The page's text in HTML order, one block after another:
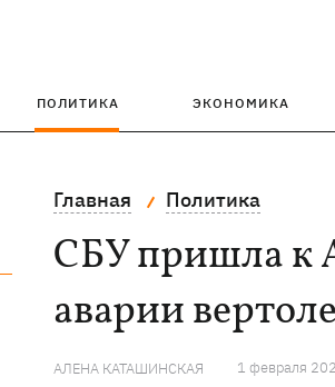
ПОЛИТИКА ЭКОНОМИКА
Главная Политика
СБУ пришла к
аварии
АЛЕНА КАТАШИНСКАЯ 1 февраля